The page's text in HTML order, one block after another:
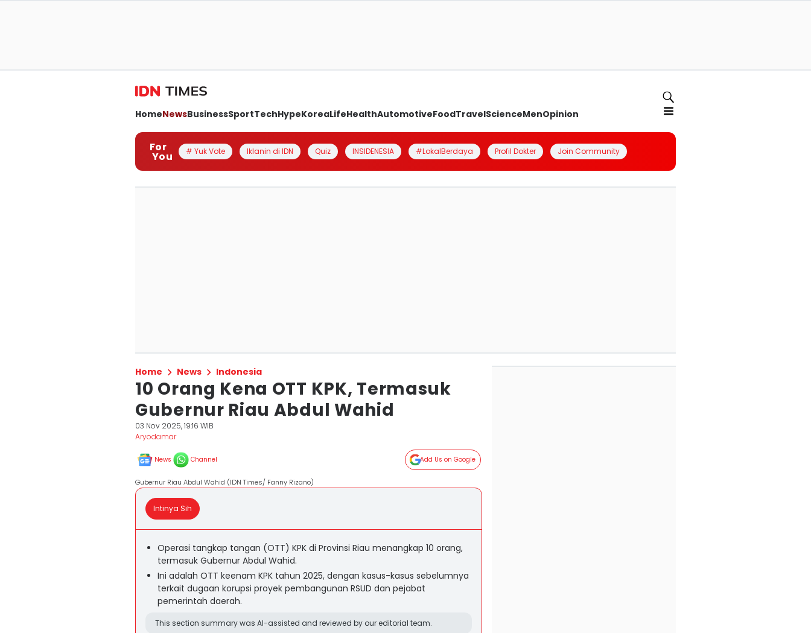
HomeNewsBusinessSportTechHypeKoreaLifeHealthAutomotiveFoodTravelScienceMenOpinion
For
You # Yuk Vote Iklanin di IDN Quiz INSIDENESIA #LokalBerdaya Profil Dokter Join Community
Home News Indonesia
10 Orang Kena OTT KPK, Termasuk
Gubernur Riau Abdul Wahid
03 Nov 2025, 19:16 WIB
Aryodamar
News Channel Add Us on Google
Gubernur Riau Abdul Wahid (IDN Times/ Fanny Rizano)
Intinya Sih
Operasi tangkap tangan (OTT) KPK di Provinsi Riau menangkap 10 orang,
termasuk Gubernur Abdul Wahid.
Ini adalah OTT keenam KPK tahun 2025, dengan kasus-kasus sebelumnya
terkait dugaan korupsi proyek pembangunan RSUD dan pejabat
pemerintah daerah.
This section summary was AI-assisted and reviewed by our editorial team.